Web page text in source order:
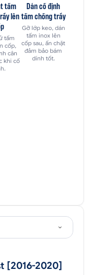
tấm
lên
tấm
cốp,
cân
khi cố
Dán cố định
tấm chống trầy
Gỡ lớp keo, dán
tấm inox lên
cốp sau, ấn chặt
đảm bảo bám
dính tốt.
[2016-2020]